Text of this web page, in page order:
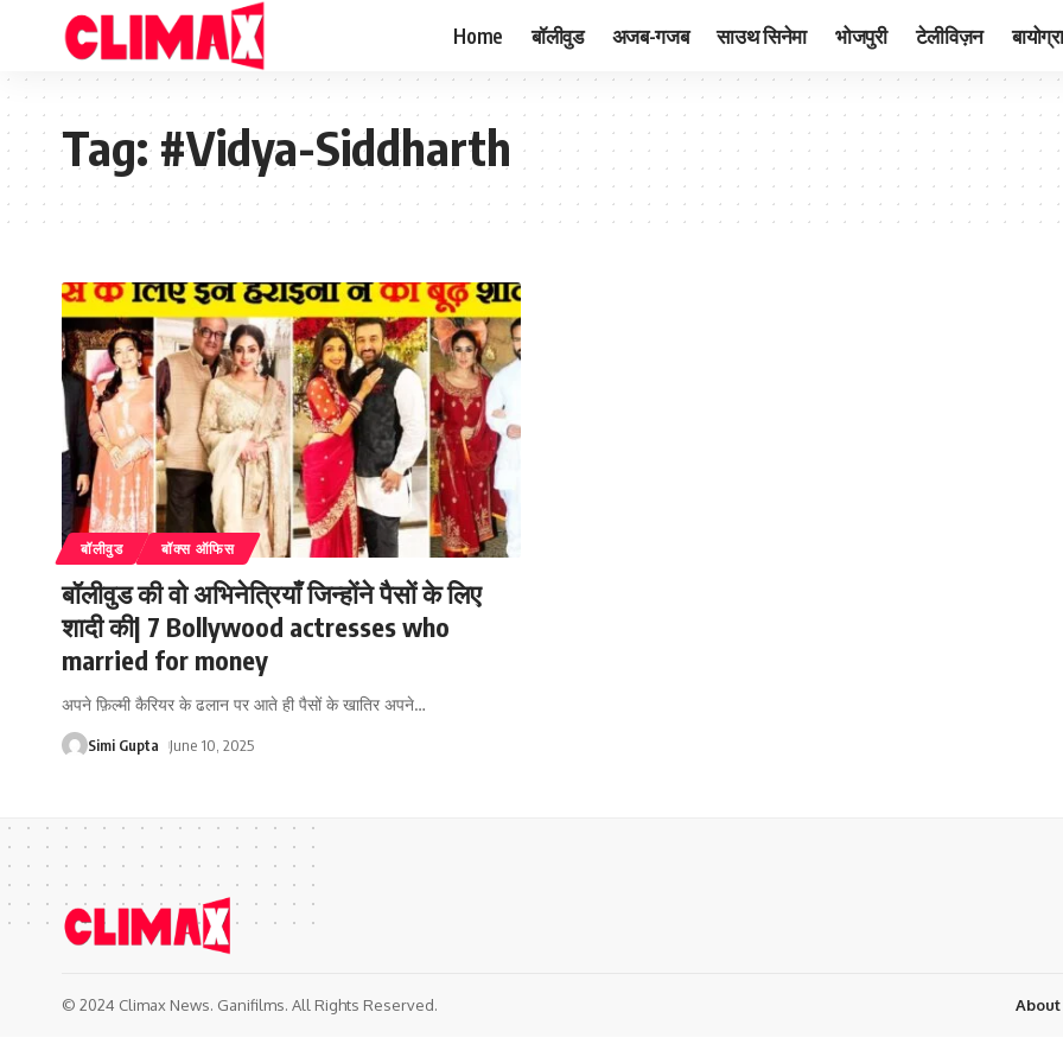
Home बॉलीवुड अजब-गजब साउथ सिनेमा भोजपुरी टेलीविज़न
Tag:#Vidya-Siddharth
बॉलीवुड बॉक्स ऑफिस
बॉलीवुड की वो अभिनेत्रियाँ जिन्होंने पैसों के लिए
शादी की| 7 Bollywood actresses who
married for money
अपने फ़िल्मी कैरियर के ढलान पर आते ही पैसों के खातिर अपने…
Simi Gupta June 10, 2025
© 2024 Climax News. Ganifilms. All Rights Reserved. About